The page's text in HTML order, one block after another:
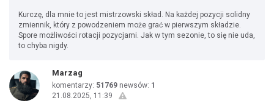
Kurczę, dla mnie to jest mistrzowski skład. Na każdej pozycji solidny
zmiennik, który z powodzeniem może grać w pierwszym składzie.
Spore możliwości rotacji pozycjami. Jak w tym sezonie, to się nie uda,
to chyba nigdy.
Marzag
komentarzy: 51769 newsów: 1
21.08.2025, 11:39